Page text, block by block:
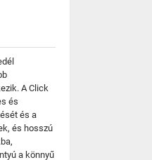
A Click
és
és a
és hosszú
a könnyű